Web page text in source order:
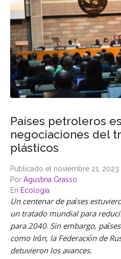
Publicado el noviembre 21, 2023
Por Agustina Grasso
En Ecología
Países petroleros
negociaciones del
plásticos
Un centenar de países
un tratado mundial para
para 2040. Sin embargo,
como Irán, la Federación de
detuvieron los avances.